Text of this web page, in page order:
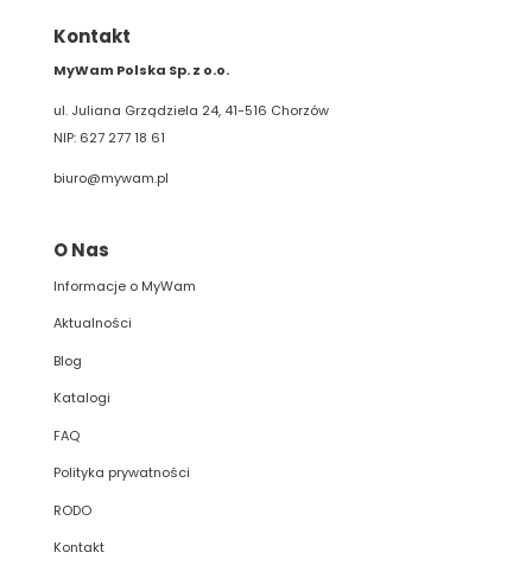
Kontakt
MyWam Polska Sp. z o.o.
ul. Juliana Grządziela 24, 41-516 Chorzów
NIP: 627 277 18 61
biuro@mywam.pl
O Nas
Informacje o MyWam
Aktualności
Blog
Katalogi
FAQ
Polityka prywatności
RODO
Kontakt